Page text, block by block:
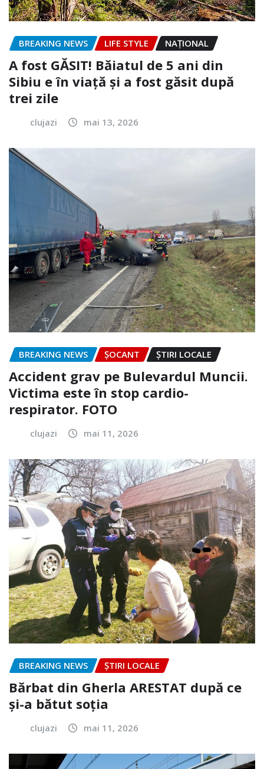
BREAKING NEWS LIFE STYLE NAŢIONAL
A fost GĂSIT! Băiatul de 5 ani din
Sibiu e în viață și a fost găsit după
trei zile
clujazi mai 13, 2026
BREAKING NEWS ȘOCANT ȘTIRI LOCALE
Accident grav pe Bulevardul Muncii.
Victima este în stop cardio-
respirator. FOTO
clujazi mai 11, 2026
BREAKING NEWS ȘTIRI LOCALE
Bărbat din Gherla ARESTAT după ce
și-a bătut soția
clujazi mai 11, 2026